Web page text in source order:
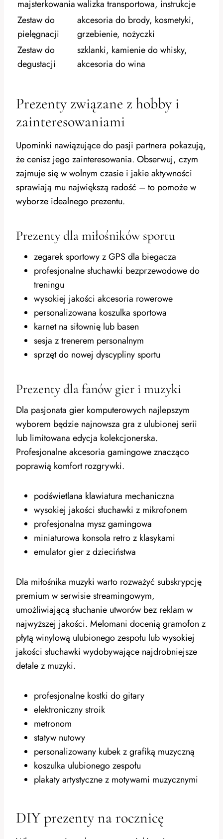
majsterkowaniawalizka transportowa, instrukcje
Zestaw do
pielęgnacji
akcesoria do brody, kosmetyki,
grzebienie, nożyczki
Zestaw do
degustacji
szklanki, kamienie do whisky,
akcesoria do wina
Prezenty związane z hobby i
zainteresowaniami
Upominki nawiązujące do pasji partnera pokazują,
że cenisz jego zainteresowania. Obserwuj, czym
zajmuje się w wolnym czasie i jakie aktywności
sprawiają mu największą radość – to pomoże w
wyborze idealnego prezentu.
Prezenty dla miłośników sportu
zegarek sportowy z GPS dla biegacza
profesjonalne słuchawki bezprzewodowe do
treningu
wysokiej jakości akcesoria rowerowe
personalizowana koszulka sportowa
karnet na siłownię lub basen
sesja z trenerem personalnym
sprzęt do nowej dyscypliny sportu
Prezenty dla fanów gier i muzyki
Dla pasjonata gier komputerowych najlepszym
wyborem będzie najnowsza gra z ulubionej serii
lub limitowana edycja kolekcjonerska.
Profesjonalne akcesoria gamingowe znacząco
poprawią komfort rozgrywki.
podświetlana klawiatura mechaniczna
wysokiej jakości słuchawki z mikrofonem
profesjonalna mysz gamingowa
miniaturowa konsola retro z klasykami
emulator gier z dzieciństwa
Dla miłośnika muzyki warto rozważyć subskrypcję
premium w serwisie streamingowym,
umożliwiającą słuchanie utworów bez reklam w
najwyższej jakości. Melomani docenią gramofon z
płytą winylową ulubionego zespołu lub wysokiej
jakości słuchawki wydobywające najdrobniejsze
detale z muzyki.
profesjonalne kostki do gitary
elektroniczny stroik
metronom
statyw nutowy
personalizowany kubek z grafiką muzyczną
koszulka ulubionego zespołu
plakaty artystyczne z motywami muzycznymi
DIY prezenty na rocznicę